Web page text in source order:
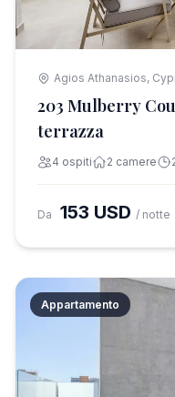
Agios Athanasios,
203 Mulberry
terrazza
4 ospiti 2 camere
Da 153 USD / notte
Appartamento